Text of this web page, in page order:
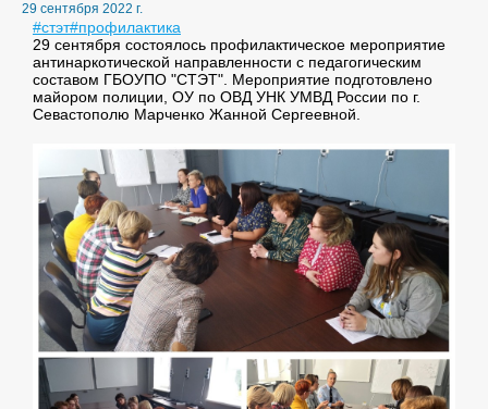
29 сентября 2022 г.
#стэт#профилактика
29 сентября состоялось профилактическое мероприятие
антинаркотической направленности с педагогическим
составом ГБОУПО "СТЭТ". Мероприятие подготовлено
майором полиции, ОУ по ОВД УНК УМВД России по г.
Севастополю Марченко Жанной Сергеевной.